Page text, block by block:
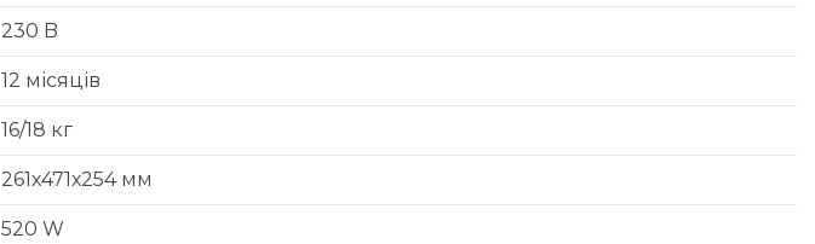
230 B
12 місяців
16/18 кг
261х471х254 мм
520 W